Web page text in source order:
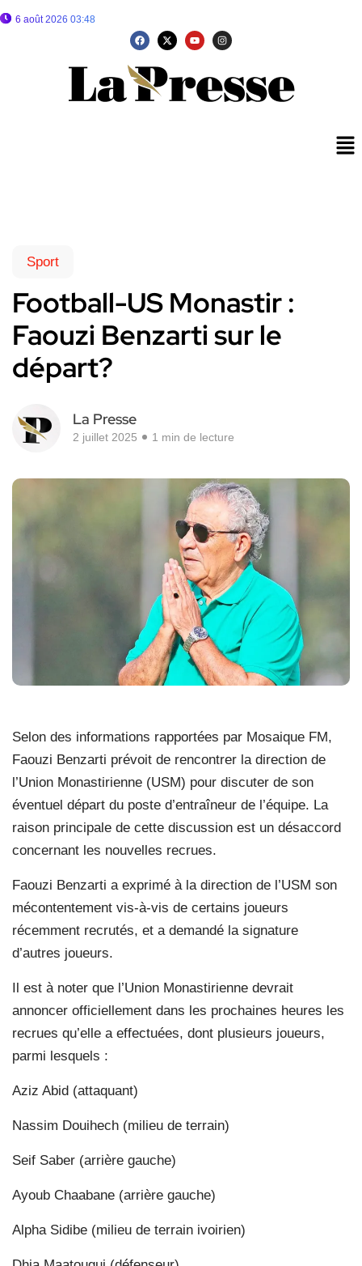
6 août 2026 03:48
Sport
Football-US Monastir :
Faouzi Benzarti sur le
départ?
La Presse
2 juillet 2025 1 min de lecture
Selon des informations rapportées par Mosaique FM,
Faouzi Benzarti prévoit de rencontrer la direction de
l’Union Monastirienne (USM) pour discuter de son
éventuel départ du poste d’entraîneur de l’équipe. La
raison principale de cette discussion est un désaccord
concernant les nouvelles recrues.
Faouzi Benzarti a exprimé à la direction de l’USM son
mécontentement vis-à-vis de certains joueurs
récemment recrutés, et a demandé la signature
d’autres joueurs.
Il est à noter que l’Union Monastirienne devrait
annoncer officiellement dans les prochaines heures les
recrues qu’elle a effectuées, dont plusieurs joueurs,
parmi lesquels :
Aziz Abid (attaquant)
Nassim Douihech (milieu de terrain)
Seif Saber (arrière gauche)
Ayoub Chaabane (arrière gauche)
Alpha Sidibe (milieu de terrain ivoirien)